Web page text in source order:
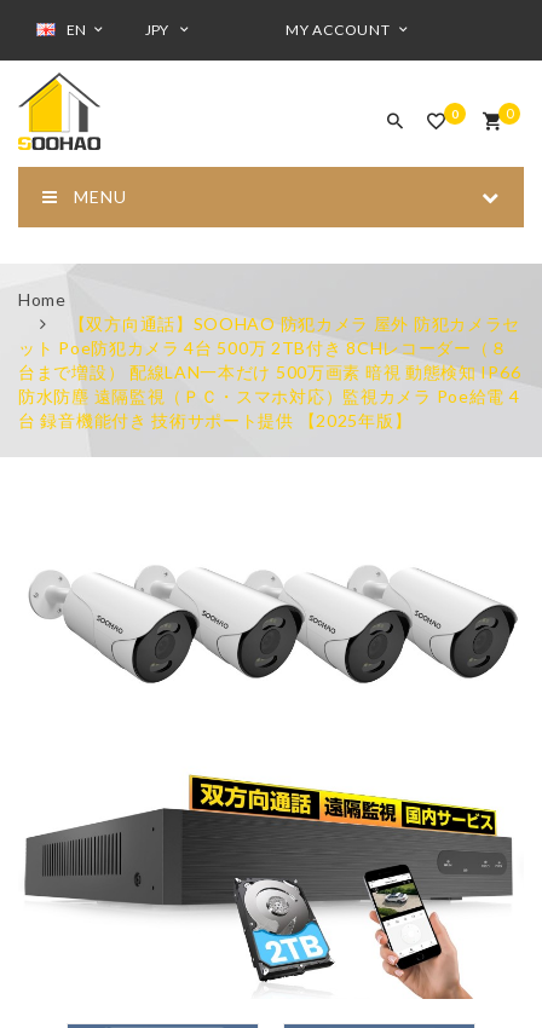
EN JPY MY ACCOUNT
0
0
MENU
Home
【双方向通話】SOOHAO 防犯カメラ 屋外 防犯カメラセ
ット Poe防犯カメラ 4台 500万 2TB付き 8CHレコーダー（８
台まで増設） 配線LAN一本だけ 500万画素 暗視 動態検知 IP66
防水防塵 遠隔監視（ＰＣ・スマホ対応）監視カメラ Poe給電 4
台 録音機能付き 技術サポート提供 【2025年版】